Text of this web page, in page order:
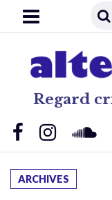
Regard
ARCHIVES